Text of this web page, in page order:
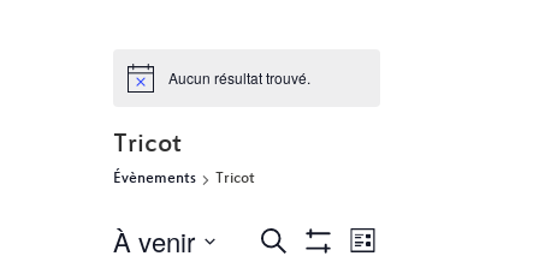
Aucun résultat trouvé.
Tricot
Évènements Tricot
RECHERCHE
Recherche
NAVIGATION
Liste
À venir